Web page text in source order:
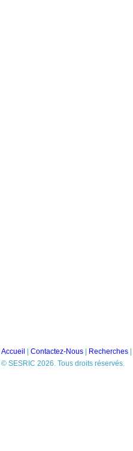
Accueil Contactez-Nous Recherches
© SESRIC 2026. Tous droits réservés.